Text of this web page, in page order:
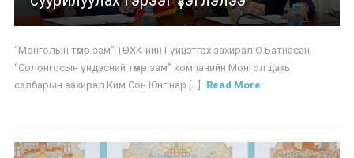
“Монголын төмөр зам” ТӨХК-ийн Гүйцэтгэх захирал О.Батнасан,
“Солонгосын үндэсний төмөр зам” компанийн Монгол дахь
салбарын захирал Ким Сон Юнг нар [...]
Read More